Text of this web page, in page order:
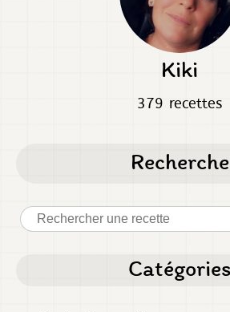
Kiki
379 recettes
Recherche
Catégories